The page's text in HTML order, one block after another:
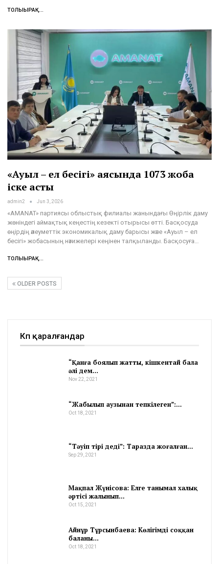
ТОЛЫҒЫРАҚ...
«Ауыл – ел бесігі» аясында 1073 жоба
іске асты
admin2 Jun 3, 2026
«AMANAT» партиясы облыстық филиалы жанындағы Өңірлік даму
жөніндегі аймақтық кеңестің кезекті отырысы өтті. Басқосуда
өңірдің әлеуметтік экономикалық даму барысы және «Ауыл – ел
бесігі» жобасының нәтижелері кеңінен талқыланды. Басқосуға…
ТОЛЫҒЫРАҚ...
OLDER POSTS
Көп қаралғандар
“Қанға боялып жатты, кішкентай бала
әлі дем…
Nov 22, 2021
“Жабылып аузынан тепкілеген”:…
Oct 18, 2021
“Тәуіп тірі деді”: Таразда жоғалған…
Sep 29, 2021
Мақпал Жүнісова: Елге танымал халық
әртісі жалынып…
Oct 15, 2021
Айнұр Тұрсынбаева: Көлігімді соққан
баланы…
Oct 18, 2021